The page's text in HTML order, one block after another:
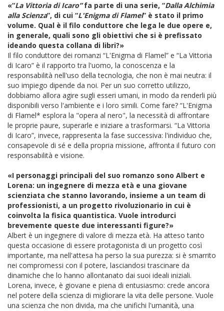
«“La Vittoria di Icaro”fa parte di una serie, “Dalla Alchimia
alla Scienza”, di cui “L'Enigma di Flamel” è stato il primo
volume. Qual è il filo conduttore che lega le due opere e,
in generale, quali sono gli obiettivi che si è prefissato
ideando questa collana di libri?»
Il filo conduttore dei romanzi “L'Enigma di Flamel” e “La Vittoria
di Icaro” è il rapporto tra l'uomo, la conoscenza e la
responsabilità nell'uso della tecnologia, che non è mai neutra: il
suo impiego dipende da noi. Per un suo corretto utilizzo,
dobbiamo allora agire sugli esseri umani, in modo da renderli più
disponibili verso l'ambiente e i loro simili. Come fare? “L'Enigma
di Flamel* esplora la "opera al nero", la necessità di affrontare
le proprie paure, superarle e iniziare a trasformarsi. “La Vittoria
di Icaro”, invece, rappresenta la fase successiva: l'individuo che,
consapevole di sé e della propria missione, affronta il futuro con
responsabilità e visione.
«I personaggi principali del suo romanzo sono Albert e
Lorena: un ingegnere di mezza età e una giovane
scienziata che stanno lavorando, insieme a un team di
professionisti, a un progetto rivoluzionario in cui è
coinvolta la fisica quantistica. Vuole introdurci
brevemente queste due interessanti figure?»
Albert è un ingegnere di valore di mezza età. Ha atteso tanto
questa occasione di essere protagonista di un progetto così
importante, ma nell'attesa ha perso la sua purezza: si è smarrito
nei compromessi con il potere, lasciandosi trascinare da
dinamiche che lo hanno allontanato dai suoi ideali iniziali.
Lorena, invece, è giovane e piena di entusiasmo: crede ancora
nel potere della scienza di migliorare la vita delle persone. Vuole
una scienza che non divida, ma che unifichi l'umanità, una